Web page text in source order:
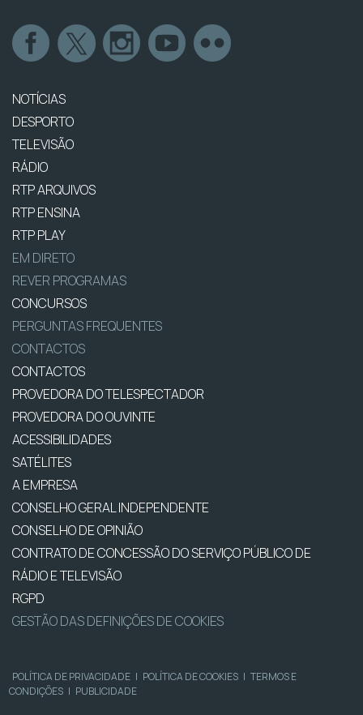
NOTÍCIAS
DESPORTO
TELEVISÃO
RÁDIO
RTP ARQUIVOS
RTP ENSINA
RTP PLAY
EM DIRETO
REVER PROGRAMAS
CONCURSOS
PERGUNTAS FREQUENTES
CONTACTOS
CONTACTOS
PROVEDORA DO TELESPECTADOR
PROVEDORA DO OUVINTE
ACESSIBILIDADES
SATÉLITES
A EMPRESA
CONSELHO GERAL INDEPENDENTE
CONSELHO DE OPINIÃO
CONTRATO DE CONCESSÃO DO SERVIÇO PÚBLICO DE
RÁDIO E TELEVISÃO
RGPD
GESTÃO DAS DEFINIÇÕES DE COOKIES
POLÍTICA DE PRIVACIDADE | POLÍTICA DE COOKIES | TERMOS E
CONDIÇÕES | PUBLICIDADE